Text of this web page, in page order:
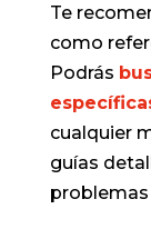
Te
como
Podrás
cualquier
guías